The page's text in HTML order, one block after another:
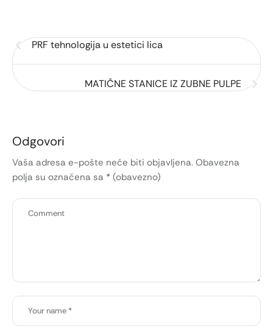
PRF tehnologija u estetici lica
MATIČNE STANICE IZ ZUBNE PULPE
Odgovori
Vaša adresa e-pošte neće biti objavljena. Obavezna
polja su označena sa * (obavezno)